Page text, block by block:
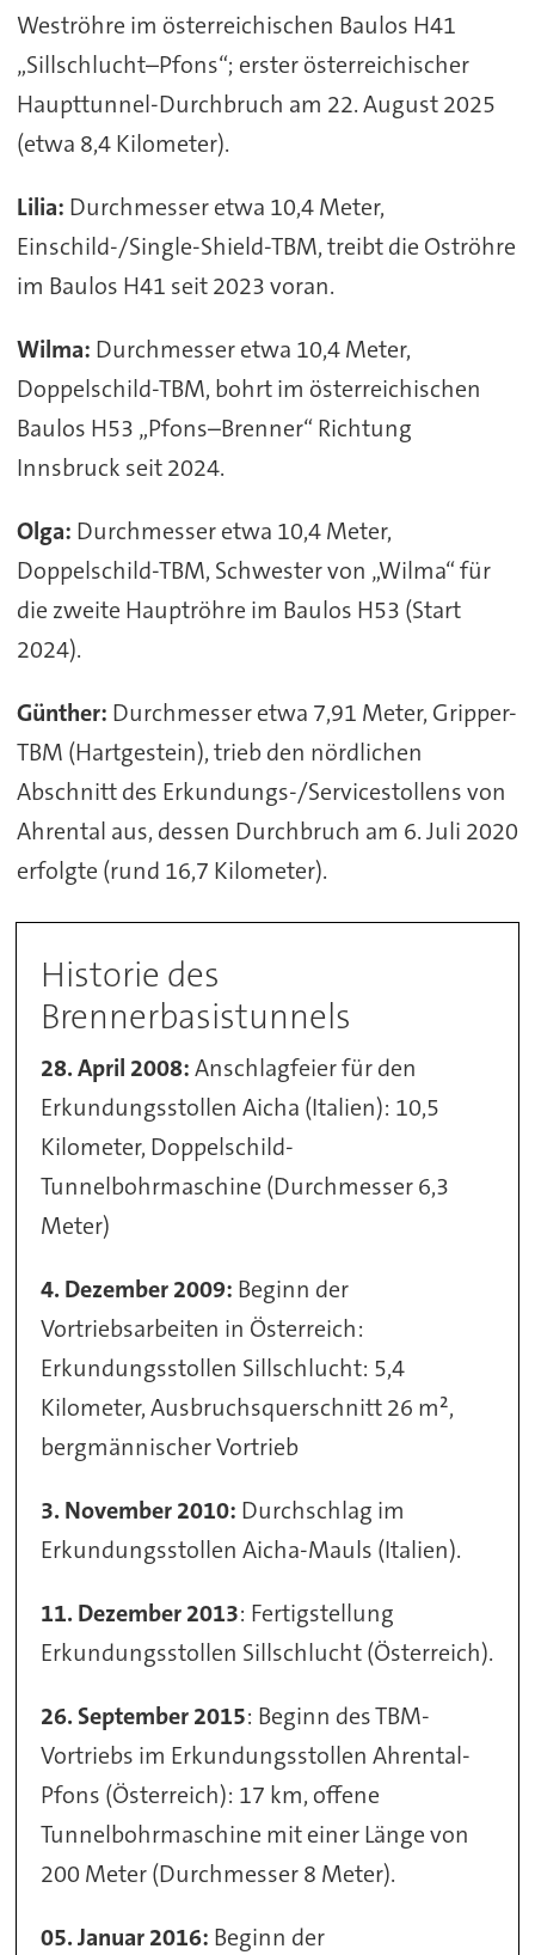
Weströhre im österreichischen Baulos H41
„Sillschlucht–Pfons“; erster österreichischer
Haupttunnel-Durchbruch am 22. August 2025
(etwa 8,4 Kilometer).
Lilia: Durchmesser etwa 10,4 Meter,
Einschild-/Single-Shield-TBM, treibt die Oströhre
im Baulos H41 seit 2023 voran.
Wilma: Durchmesser etwa 10,4 Meter,
Doppelschild-TBM, bohrt im österreichischen
Baulos H53 „Pfons–Brenner“ Richtung
Innsbruck seit 2024.
Olga: Durchmesser etwa 10,4 Meter,
Doppelschild-TBM, Schwester von „Wilma“ für
die zweite Hauptröhre im Baulos H53 (Start
2024).
Günther: Durchmesser etwa 7,91 Meter, Gripper-
TBM (Hartgestein), trieb den nördlichen
Abschnitt des Erkundungs-/Servicestollens von
Ahrental aus, dessen Durchbruch am 6. Juli 2020
erfolgte (rund 16,7 Kilometer).
Historie des
Brennerbasistunnels
28. April 2008:Anschlagfeier für den
Erkundungsstollen Aicha (Italien): 10,5
Kilometer, Doppelschild-
Tunnelbohrmaschine (Durchmesser 6,3
Meter)
4. Dezember 2009: Beginn der
Vortriebsarbeiten in Österreich:
Erkundungsstollen Sillschlucht: 5,4
Kilometer, Ausbruchsquerschnitt 26 m²,
bergmännischer Vortrieb
3. November 2010: Durchschlag im
Erkundungsstollen Aicha-Mauls (Italien).
11. Dezember 2013: Fertigstellung
Erkundungsstollen Sillschlucht (Österreich).
26. September 2015: Beginn des TBM-
Vortriebs im Erkundungsstollen Ahrental-
Pfons (Österreich): 17 km, offene
Tunnelbohrmaschine mit einer Länge von
200 Meter (Durchmesser 8 Meter).
05. Januar 2016: Beginn der